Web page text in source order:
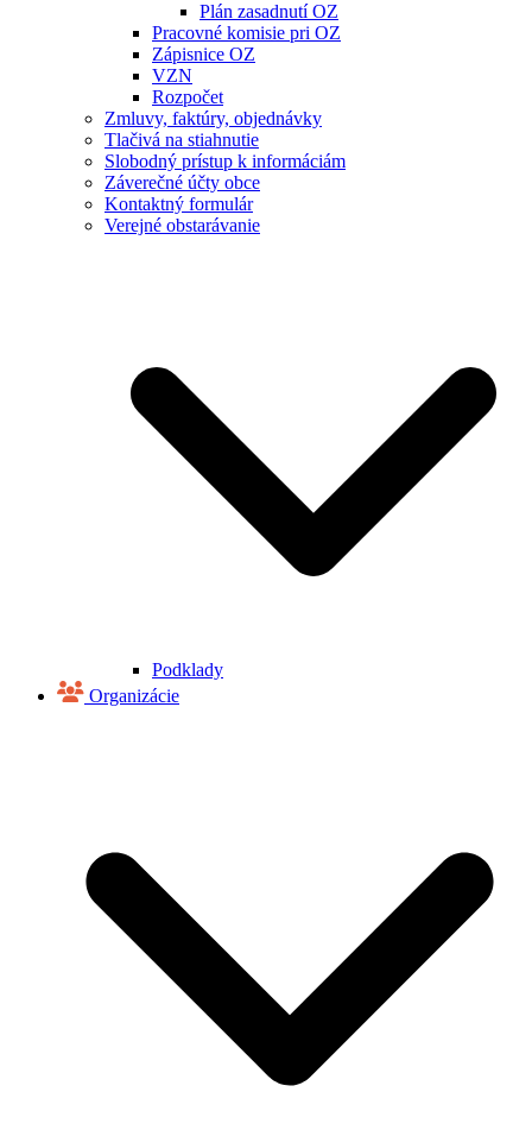
Plán zasadnutí OZ
Pracovné komisie pri OZ
Zápisnice OZ
VZN
Rozpočet
Zmluvy, faktúry, objednávky
Tlačivá na stiahnutie
Slobodný prístup k informáciám
Záverečné účty obce
Kontaktný formulár
Verejné obstarávanie
Podklady
Organizácie